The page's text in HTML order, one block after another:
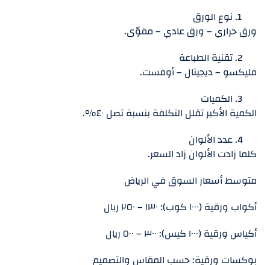
نوع الورق
ورق حراري – ورق عادي – مقوّى.
تقنية الطباعة
فليكسو – ديجيتال – أوفست.
الكميات
الكمية الأكبر تقلل التكلفة بنسبة تصل ٤٠%.
عدد الألوان
كلما زادت الألوان زاد السعر.
متوسط أسعار السوق في الرياض
أكواب ورقية (١٠٠٠ كوب): ١٣٠ – ٢٥٠ ريال
أكياس ورقية (١٠٠٠ كيس): ٣٠٠ – ٥٠٠ ريال
بوكسات ورقية: حسب المقاس والتصميم